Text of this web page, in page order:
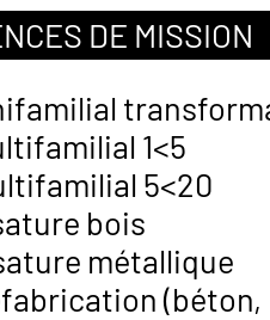
DE MISSION
1<5
5<20
bois
métallique
(béton,